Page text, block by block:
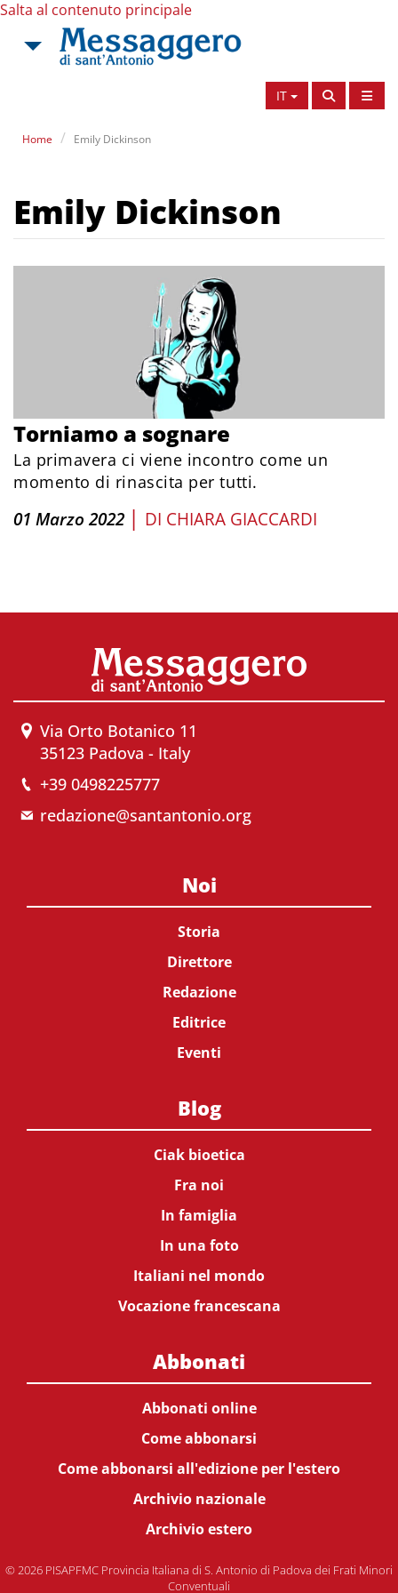
Salta al contenuto principale
IT
Home Emily Dickinson
Emily Dickinson
Torniamo a sognare
La primavera ci viene incontro come un
momento di rinascita per tutti.
01 Marzo 2022 | DI CHIARA GIACCARDI
Via Orto Botanico 11
35123 Padova - Italy
+39 0498225777
redazione@santantonio.org
Noi
Storia
Direttore
Redazione
Editrice
Eventi
Blog
Ciak bioetica
Fra noi
In famiglia
In una foto
Italiani nel mondo
Vocazione francescana
Abbonati
Abbonati online
Come abbonarsi
Come abbonarsi all'edizione per l'estero
Archivio nazionale
Archivio estero
© 2026 PISAPFMC Provincia Italiana di S. Antonio di Padova dei Frati Minori
Conventuali